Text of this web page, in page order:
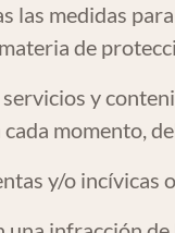
las medidas
de
y
momento,
y/o incívicas